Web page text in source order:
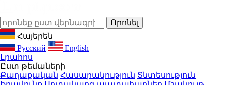
Հայերեն
Русский
English
Լրահոս
Ըստ թեմաների
Քաղաքական Հասարակություն Տնտեսություն